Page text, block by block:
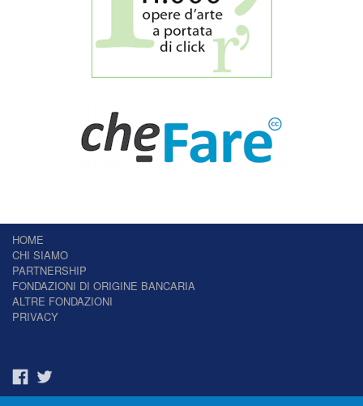
HOME
CHI SIAMO
PARTNERSHIP
FONDAZIONI DI ORIGINE BANCARIA
ALTRE FONDAZIONI
PRIVACY